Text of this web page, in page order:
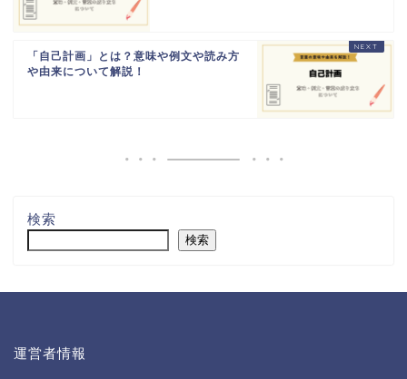
「自己計画」とは？意味や例文や読み方
や由来について解説！
検索
検索
運営者情報